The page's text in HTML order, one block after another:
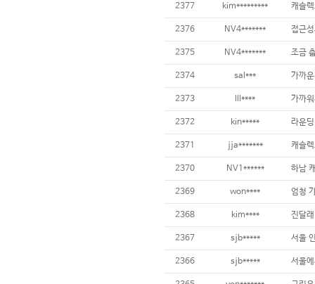
2377 kim********* 캐슬
2376 NV4******* 접근
2375 NV4*******
2374 sal*** 가까
2373 lll**** 가까
2372 kin***** 라운
2371 jja******* 캐슬
2370 NV1****** 하남
2369 won**** 엄청
2368 kim**** 진달
2367 sjb***** 서울
2366 sjb***** 서울